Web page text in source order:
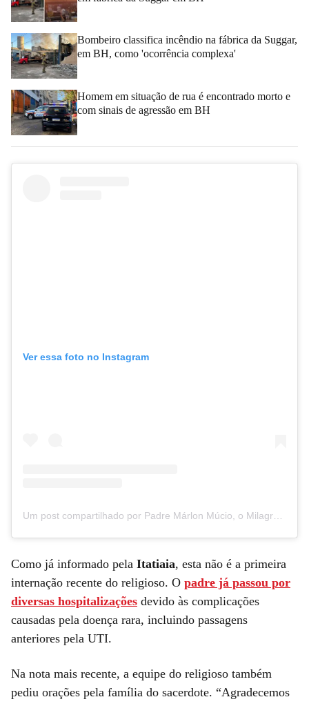
Bombeiro classifica incêndio na fábrica da Suggar,
em BH, como 'ocorrência complexa'
Homem em situação de rua é encontrado morto e
com sinais de agressão em BH
Ver essa foto no Instagram
Como já informado pela Itatiaia, esta não é a primeira
internação recente do religioso. O padre já passou por
diversas hospitalizações devido às complicações
causadas pela doença rara, incluindo passagens
anteriores pela UTI.
Na nota mais recente, a equipe do religioso também
pediu orações pela família do sacerdote. “Agradecemos